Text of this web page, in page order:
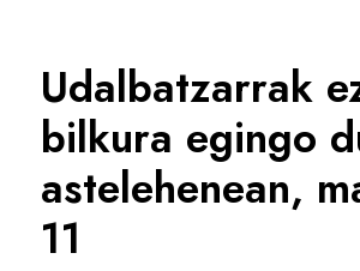
Udalbatzarrak
bilkura egingo
astelehenean,
11